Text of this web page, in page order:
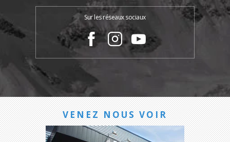
Sur les réseaux sociaux
VENEZ NOUS VOIR